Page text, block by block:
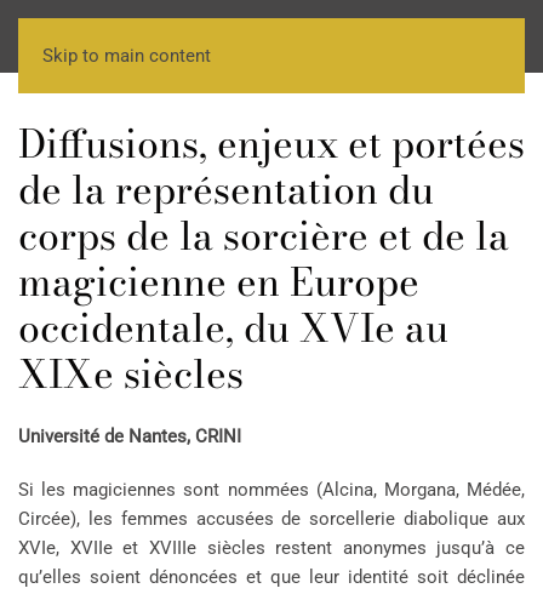
Skip to main content
Diffusions, enjeux et portées
de la représentation du
corps de la sorcière et de la
magicienne en Europe
occidentale, du XVIe au
XIXe siècles
Université de Nantes, CRINI
Si les magiciennes sont nommées (Alcina, Morgana, Médée,
Circée), les femmes accusées de sorcellerie diabolique aux
XVIe, XVIIe et XVIIIe siècles restent anonymes jusqu’à ce
qu’elles soient dénoncées et que leur identité soit déclinée